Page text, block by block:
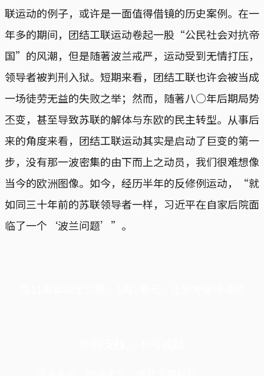
联运动的例子，或许是一面值得借镜的历史案例。在一
年多的期间，团结工联运动卷起一股“公民社会对抗帝
国”的风潮，但是随著波兰戒严，运动受到无情打压，
领导者被判刑入狱。短期来看，团结工联也许会被当成
一场徒劳无益的失败之举；然而，随著八○年后期局势
丕变，甚至导致苏联的解体与东欧的民主转型。从事后
来的角度来看，团结工联运动其实是启动了巨变的第一
步，没有那一波密集的由下而上之动员，我们很难想像
当今的欧洲图像。如今，经历半年的反修例运动，“就
如同三十年前的苏联领导者一样，习近平在自家后院面
临了一个‘波兰问题’”。